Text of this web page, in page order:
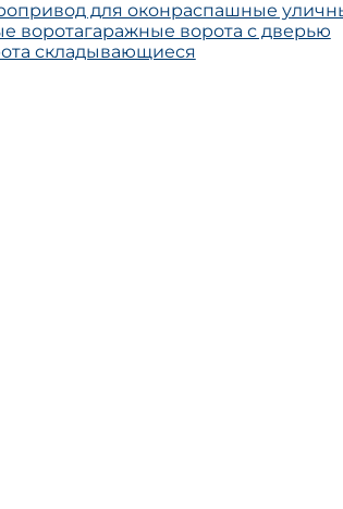
для оконраспашные
воротагаражные ворота с дверью
складывающиеся